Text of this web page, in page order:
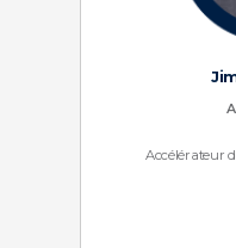
Accélérateur